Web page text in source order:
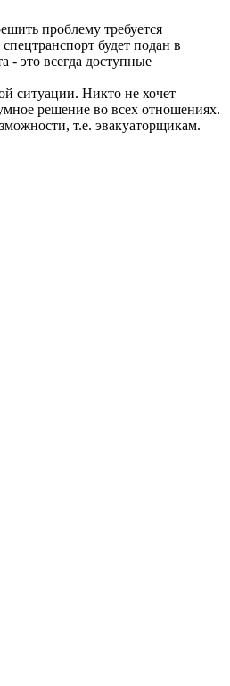
проблему требуется
будет подан в
- это всегда доступные
ситуации. Никто не хочет
решение во всех отношениях.
т.е. эвакуаторщикам.